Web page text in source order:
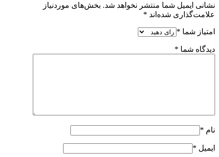
نشانی ایمیل شما منتشر نخواهد شد. بخش‌های موردنیاز
علامت‌گذاری شده‌اند *
امتیاز شما *
دیدگاه شما *
نام *
ایمیل *